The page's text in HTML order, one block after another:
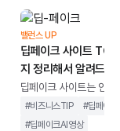
OpenCode, Copilot 같
스크톱, 웹, CLI에서 함
과 가깝습니다.이번 글
왜 AI 코딩 에이전트
밸런스 UP
딥페이크 사이트
지 정리해서 알려드립
딥페이크 사이트는 인
굴이나 음성을 합성하
생성할 수 있는 웹 기반
#비즈니스TIP #딥페이
#딥페이크AI영상